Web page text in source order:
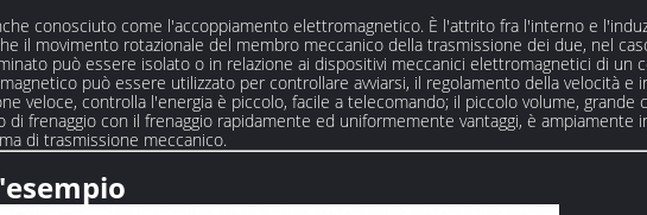
conosciuto come l'accoppiamento elettromagnetico. È l'attrito fra l'interno e
il movimento rotazionale del membro meccanico della trasmissione dei due, nel
può essere isolato o in relazione ai dispositivi meccanici elettromagnetici di un
può essere utilizzato per controllare avviarsi, il regolamento della velocità e
veloce, controlla l'energia è piccolo, facile a telecomando; il piccolo volume,
frenaggio con il frenaggio rapidamente ed uniformemente vantaggi, è ampiamente
di trasmissione meccanico.